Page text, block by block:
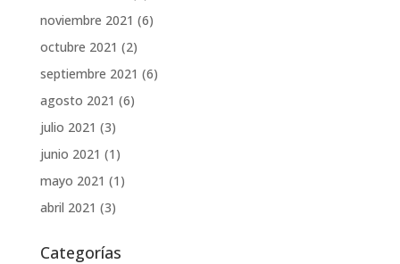
noviembre 2021 (6)
octubre 2021 (2)
septiembre 2021 (6)
agosto 2021 (6)
julio 2021 (3)
junio 2021 (1)
mayo 2021 (1)
abril 2021 (3)
Categorías